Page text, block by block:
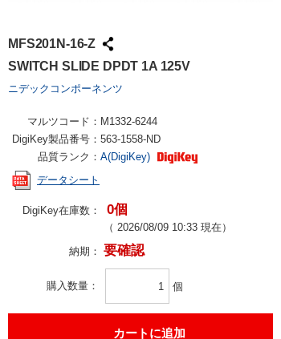
MFS201N-16-Z
SWITCH SLIDE DPDT 1A 125V
ニデックコンポーネンツ
マルツコード： M1332-6244
DigiKey製品番号： 563-1558-ND
品質ランク： A(DigiKey)
データシート
DigiKey在庫数： 0個
（ 2026/08/09 10:33 現在）
納期： 要確認
購入数量 個